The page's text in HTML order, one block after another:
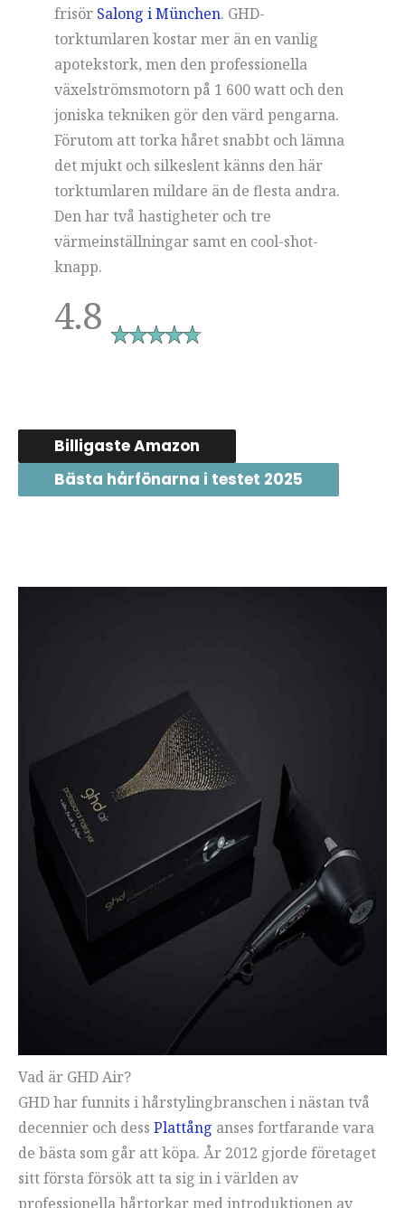
frisör Salong i München. GHD-
torktumlaren kostar mer än en vanlig
apotekstork, men den professionella
växelströmsmotorn på 1 600 watt och den
joniska tekniken gör den värd pengarna.
Förutom att torka håret snabbt och lämna
det mjukt och silkeslent känns den här
torktumlaren mildare än de flesta andra.
Den har två hastigheter och tre
värmeinställningar samt en cool-shot-
knapp.
4.8
Billigaste Amazon
Bästa hårfönarna i testet 2025
Vad är GHD Air?
GHD har funnits i hårstylingbranschen i nästan två
decennier och dess Plattång anses fortfarande vara
de bästa som går att köpa. År 2012 gjorde företaget
sitt första försök att ta sig in i världen av
professionella hårtorkar med introduktionen av